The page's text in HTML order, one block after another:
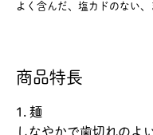
よく含んだ、塩カドのない
商品特長
1. 麺
しなやかで歯切れのよ